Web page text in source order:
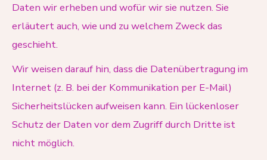
Daten wir erheben und wofür wir sie nutzen. Sie
erläutert auch, wie und zu welchem Zweck das
geschieht.
Wir weisen darauf hin, dass die Datenübertragung im
Internet (z. B. bei der Kommunikation per E-Mail)
Sicherheitslücken aufweisen kann. Ein lückenloser
Schutz der Daten vor dem Zugriff durch Dritte ist
nicht möglich.